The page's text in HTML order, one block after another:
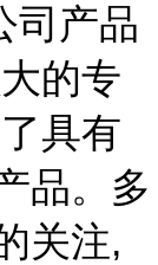
司产品
的专
具有
品。多
关注,